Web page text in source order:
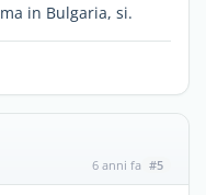
in Bulgaria, si.
6 anni fa #5